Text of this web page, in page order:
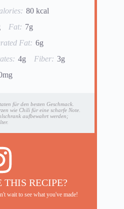
80 kcal
Fat: 7g
Fat: 6g
4g Fiber: 3g
für den besten Geschmack.
wie Chili für eine scharfe Note.
aufbewahrt werden;
RECIPE?
wait to see what you've made!